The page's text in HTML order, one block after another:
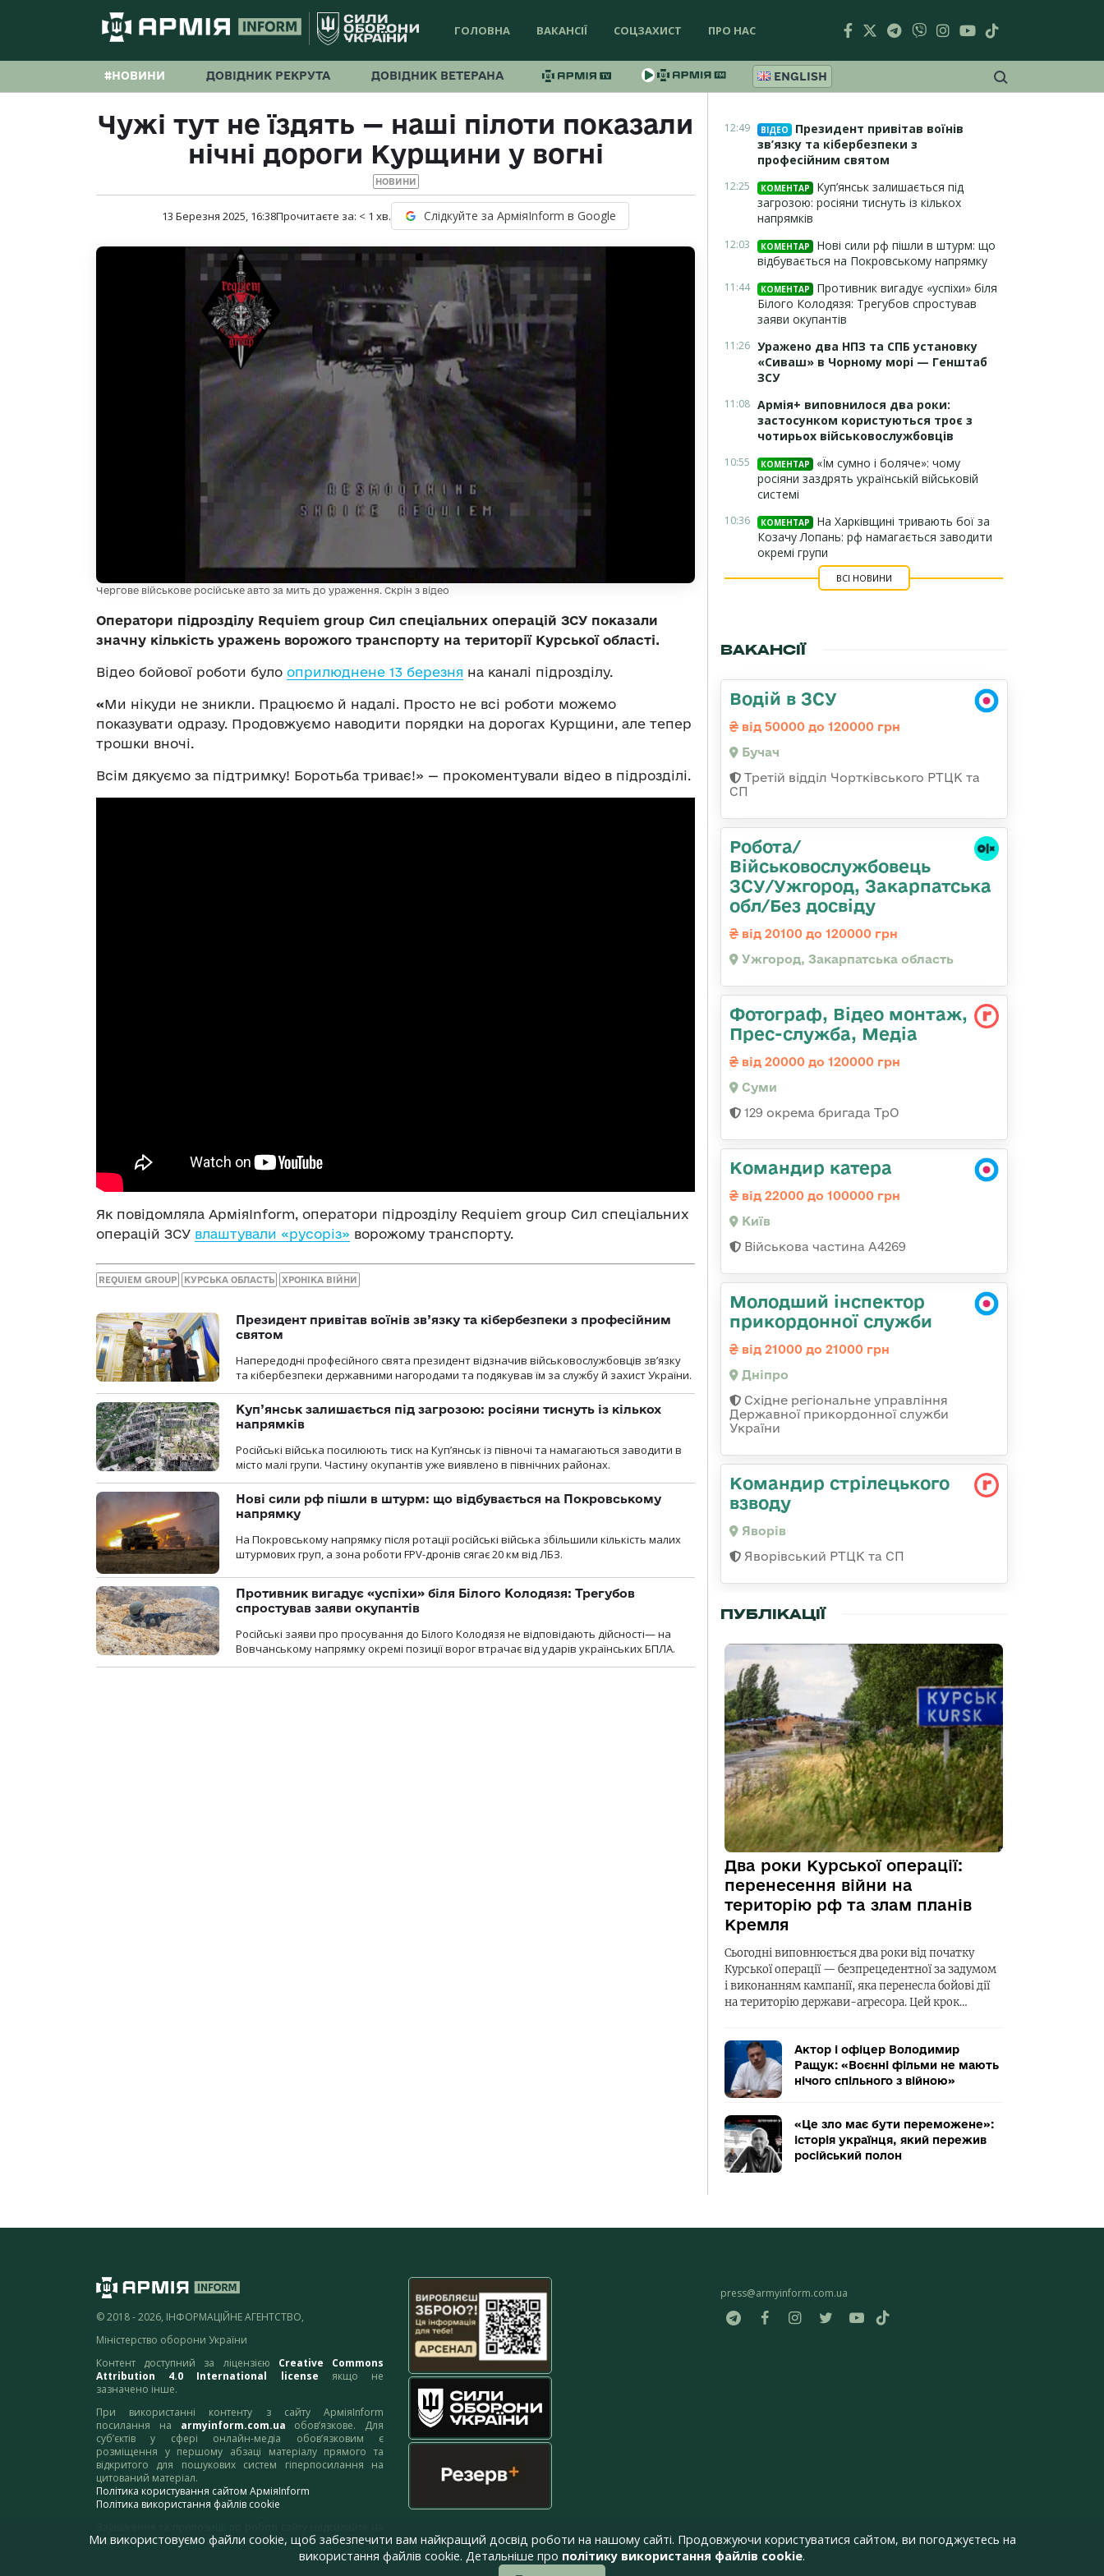
ГОЛОВНА ВАКАНСІЇ СОЦЗАХИСТ ПРО НАС
#НОВИНИ ДОВІДНИК РЕКРУТА ДОВІДНИК ВЕТЕРАНА ENGLISH
Чужі тут не їздять — наші пілоти показали
нічні дороги Курщини у вогні
НОВИНИ
13 Березня 2025, 16:38Прочитаєте за: < 1 хв. Слідкуйте за АрміяInform в Google
Чергове військове російське авто за мить до ураження. Скрін з відео
Оператори підрозділу Requiem group Сил спеціальних операцій ЗСУ показали
значну кількість уражень ворожого транспорту на території Курської області.
Відео бойової роботи було оприлюднене 13 березня на каналі підрозділу.
«Ми нікуди не зникли. Працюємо й надалі. Просто не всі роботи можемо
показувати одразу. Продовжуємо наводити порядки на дорогах Курщини, але тепер
трошки вночі.
Всім дякуємо за підтримку! Боротьба триває!» — прокоментували відео в підрозділі.
Як повідомляла АрміяInform, оператори підрозділу Requiem group Сил спеціальних
операцій ЗСУ влаштували «русоріз» ворожому транспорту.
REQUIEM GROUP КУРСЬКА ОБЛАСТЬ ХРОНІКА ВІЙНИ
Президент привітав воїнів зв’язку та кібербезпеки з професійним
святом
Напередодні професійного свята президент відзначив військовослужбовців зв’язку
та кібербезпеки державними нагородами та подякував їм за службу й захист України.
Куп’янськ залишається під загрозою: росіяни тиснуть із кількох
напрямків
Російські війська посилюють тиск на Куп’янськ із півночі та намагаються заводити в
місто малі групи. Частину окупантів уже виявлено в північних районах.
Нові сили рф пішли в штурм: що відбувається на Покровському
напрямку
На Покровському напрямку після ротації російські війська збільшили кількість малих
штурмових груп, а зона роботи FPV-дронів сягає 20 км від ЛБЗ.
Противник вигадує «успіхи» біля Білого Колодязя: Трегубов
спростував заяви окупантів
Російські заяви про просування до Білого Колодязя не відповідають дійсності— на
Вовчанському напрямку окремі позиції ворог втрачає від ударів українських БПЛА.
12:49 ВІДЕО
Президент привітав воїнів
зв’язку та кібербезпеки з
професійним святом
12:25 КОМЕНТАР
Куп’янськ залишається під
загрозою: росіяни тиснуть із кількох
напрямків
12:03 КОМЕНТАР
Нові сили рф пішли в штурм: що
відбувається на Покровському напрямку
11:44 КОМЕНТАР
Противник вигадує «успіхи» біля
Білого Колодязя: Трегубов спростував
заяви окупантів
11:26 Уражено два НПЗ та СПБ установку
«Сиваш» в Чорному морі — Генштаб
ЗСУ
11:08 Армія+ виповнилося два роки:
застосунком користуються троє з
чотирьох військовослужбовців
10:55 КОМЕНТАР
«Їм сумно і боляче»: чому
росіяни заздрять українській військовій
системі
10:36 КОМЕНТАР
На Харківщині тривають бої за
Козачу Лопань: рф намагається заводити
окремі групи
ВСІ НОВИНИ
ВАКАНСІЇ
Водій в ЗСУ
від 50000 до 120000 грн
Бучач
Третій відділ Чортківського РТЦК та
СП
Робота/
Військовослужбовець
ЗСУ/Ужгород, Закарпатська
обл/Без досвіду
від 20100 до 120000 грн
Ужгород, Закарпатська область
Фотограф, Відео монтаж,
Прес-служба, Медіа
від 20000 до 120000 грн
Суми
129 окрема бригада ТрО
Командир катера
від 22000 до 100000 грн
Київ
Військова частина А4269
Молодший інспектор
прикордонної служби
від 21000 до 21000 грн
Дніпро
Східне регіональне управління
Державної прикордонної служби
України
Командир стрілецького
взводу
Яворів
Яворівський РТЦК та СП
ПУБЛІКАЦІЇ
Два роки Курської операції:
перенесення війни на
територію рф та злам планів
Кремля
Сьогодні виповнюється два роки від початку
Курської операції — безпрецедентної за задумом
і виконанням кампанії, яка перенесла бойові дії
на територію держави-агресора. Цей крок…
Актор і офіцер Володимир
Ращук: «Воєнні фільми не мають
нічого спільного з війною»
«Це зло має бути переможене»:
історія українця, який пережив
російський полон
© 2018 - 2026, ІНФОРМАЦІЙНЕ АГЕНТСТВО,
Міністерство оборони України
Контент доступний за ліцензією Creative Commons
Attribution 4.0 International license якщо не
зазначено інше.
При використанні контенту з сайту АрміяInform
посилання на armyinform.com.ua обов’язкове. Для
суб’єктів у сфері онлайн-медіа обов’язковим є
розміщення у першому абзаці матеріалу прямого та
відкритого для пошукових систем гіперпосилання на
цитований матеріал.
Політика користування сайтом АрміяInform
Політика використання файлів cookie
адресу:webmaster@armyinform.com.ua
press@armyinform.com.ua
Ми використовуємо файли cookie, щоб забезпечити вам найкращий досвід роботи на нашому сайті. Продовжуючи користуватися сайтом, ви погоджуєтесь на
використання файлів cookie. Детальніше про політику використання файлів cookie.